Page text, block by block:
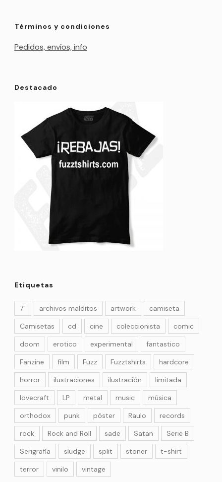
Términos y condiciones
Pedidos, envíos, info
Destacado
Etiquetas
7" archivos malditos artwork
camiseta
Camisetas
cd cine coleccionista
comic
doom
erotico experimental
fantastico
Fanzine
film Fuzz Fuzztshirts
hardcore
horror
ilustraciones ilustración
limitada
lovecraft
LP metal music
música
orthodox
punk póster Raulo
records
rock
Rock and Roll sade Satan
Serie B
Serigrafía
sludge split stoner
t-shirt
terror
vinilo vintage